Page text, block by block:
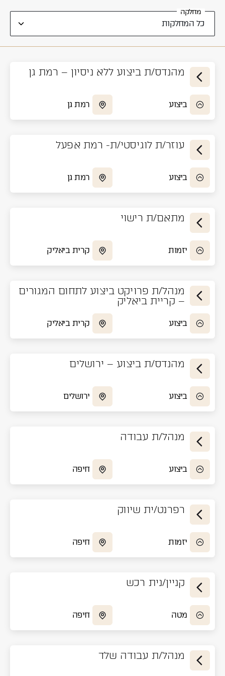
מחלקה
מהנדס/ת ביצוע ללא ניסיון – רמת גן
ביצוע רמת גן
עוזר/ת לוגיסטי/ת- רמת אפעל
ביצוע רמת גן
מתאם/ת רישוי
יזמות קרית ביאליק
מנהל/ת פרויקט ביצוע לתחום המגורים
– קריית ביאליק
ביצוע קרית ביאליק
מהנדס/ת ביצוע – ירושלים
ביצוע ירושלים
מנהל/ת עבודה
ביצוע חיפה
רפרנט/ית שיווק
יזמות חיפה
קניין/נית רכש
מטה חיפה
מנהל/ת עבודה שלד